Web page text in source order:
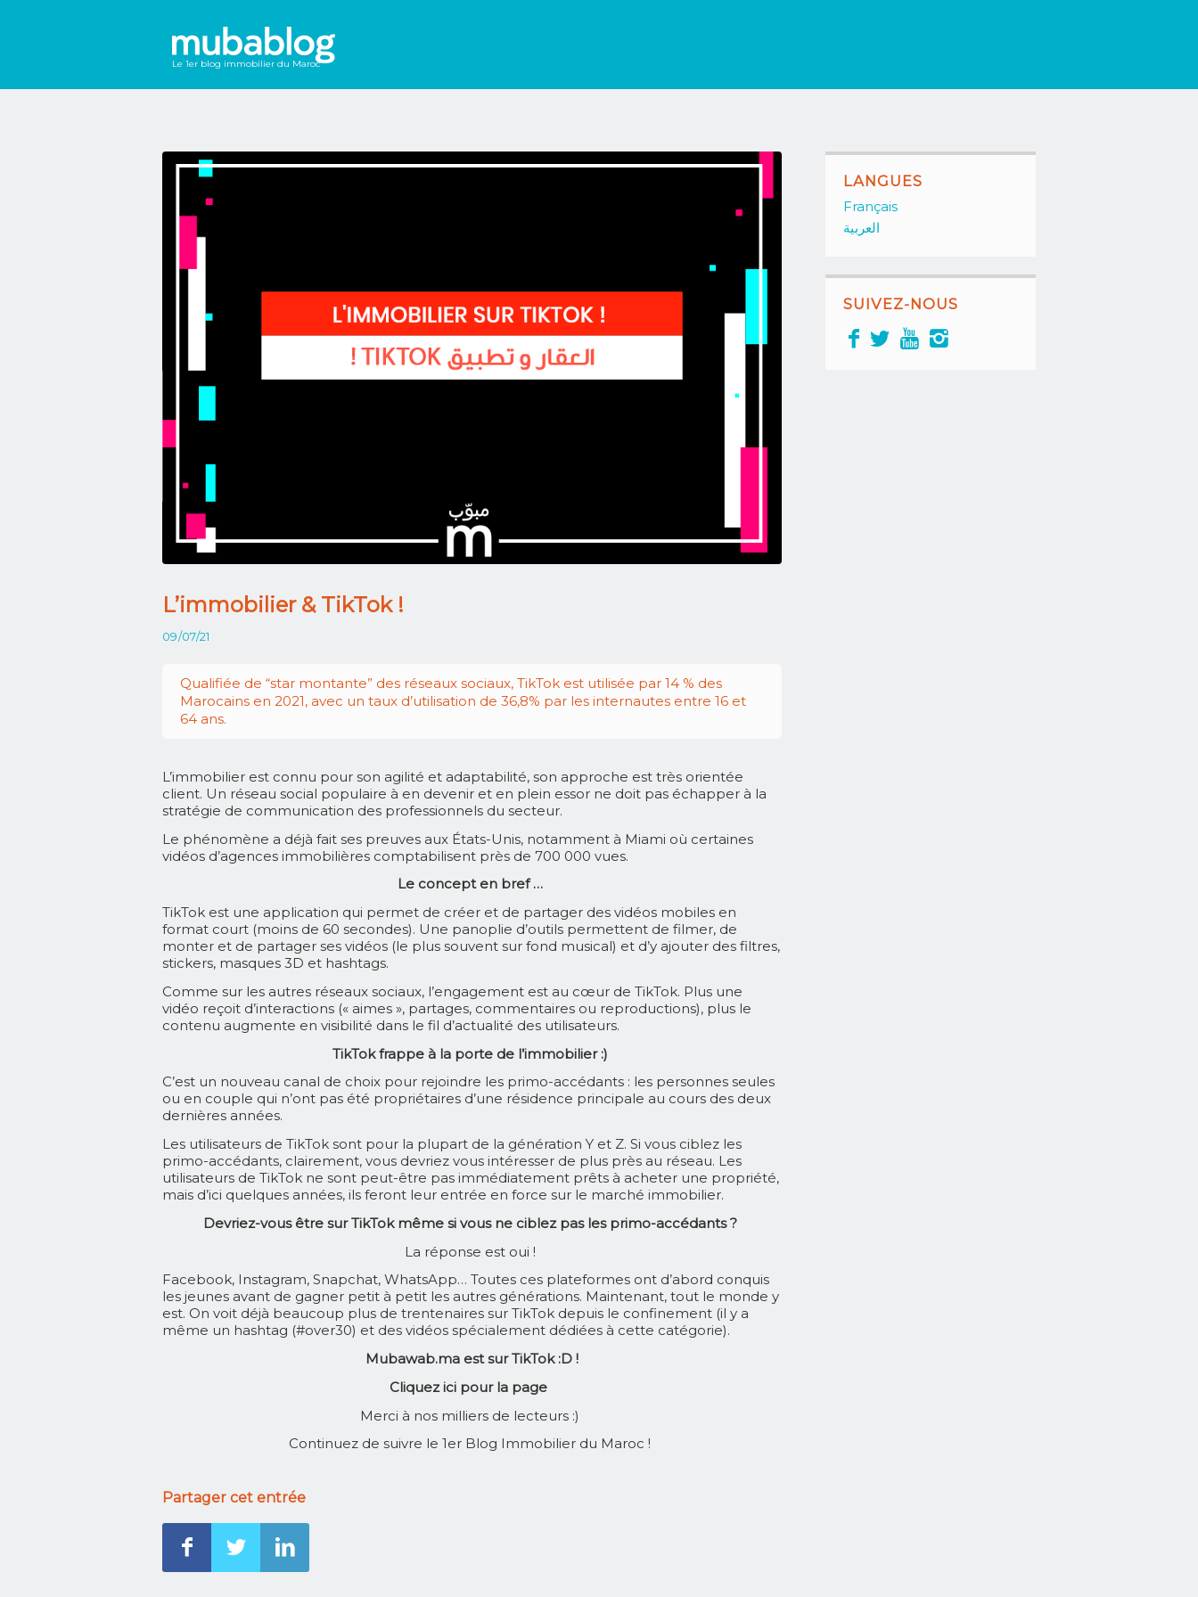
Le 1er blog immobilier du Maroc
L’immobilier & TikTok !
09/07/21
Qualifiée de “star montante” des réseaux sociaux, TikTok est utilisée par 14 % des
Marocains en 2021, avec un taux d’utilisation de 36,8% par les internautes entre 16 et
64 ans.
L’immobilier est connu pour son agilité et adaptabilité, son approche est très orientée
client. Un réseau social populaire à en devenir et en plein essor ne doit pas échapper à la
stratégie de communication des professionnels du secteur.
Le phénomène a déjà fait ses preuves aux États-Unis, notamment à Miami où certaines
vidéos d’agences immobilières comptabilisent près de 700 000 vues.
Le concept en bref …
TikTok est une application qui permet de créer et de partager des vidéos mobiles en
format court (moins de 60 secondes). Une panoplie d’outils permettent de filmer, de
monter et de partager ses vidéos (le plus souvent sur fond musical) et d’y ajouter des filtres,
stickers, masques 3D et hashtags.
Comme sur les autres réseaux sociaux, l’engagement est au cœur de TikTok. Plus une
vidéo reçoit d’interactions (« aimes », partages, commentaires ou reproductions), plus le
contenu augmente en visibilité dans le fil d’actualité des utilisateurs.
TikTok frappe à la porte de l’immobilier :)
C’est un nouveau canal de choix pour rejoindre les primo-accédants : les personnes seules
ou en couple qui n’ont pas été propriétaires d’une résidence principale au cours des deux
dernières années.
Les utilisateurs de TikTok sont pour la plupart de la génération Y et Z. Si vous ciblez les
primo-accédants, clairement, vous devriez vous intéresser de plus près au réseau. Les
utilisateurs de TikTok ne sont peut-être pas immédiatement prêts à acheter une propriété,
mais d’ici quelques années, ils feront leur entrée en force sur le marché immobilier.
Devriez-vous être sur TikTok même si vous ne ciblez pas les primo-accédants ?
La réponse est oui !
Facebook, Instagram, Snapchat, WhatsApp… Toutes ces plateformes ont d’abord conquis
les jeunes avant de gagner petit à petit les autres générations. Maintenant, tout le monde y
est. On voit déjà beaucoup plus de trentenaires sur TikTok depuis le confinement (il y a
même un hashtag (#over30) et des vidéos spécialement dédiées à cette catégorie).
Mubawab.ma est sur TikTok :D !
Cliquez ici pour la page
Merci à nos milliers de lecteurs :)
Continuez de suivre le 1er Blog Immobilier du Maroc !
Partager cet entrée
LANGUES
Français
العربية
SUIVEZ-NOUS